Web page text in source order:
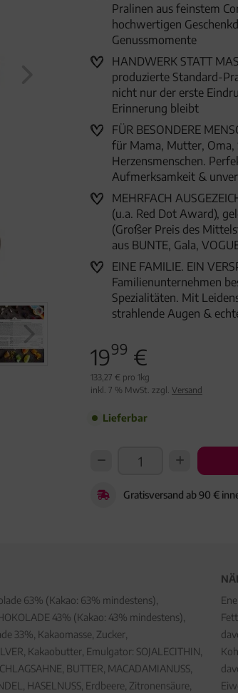
Pralinen aus feinstem
hochwertigen
Genussmomente
HANDWERK STATT
produzierte Standard-
nicht nur der erste
Erinnerung bleibt
FÜR BESONDERE
für Mama, Mutter,
Herzensmenschen.
Aufmerksamkeit &
MEHRFACH
(u.a. Red Dot Award),
(Großer Preis des
aus BUNTE, Gala,
EINE FAMILIE. EIN
Familienunternehmen
Spezialitäten. Mit
strahlende Augen &
1999 €
133,27 € pro 1kg
inkl. 7 % MwSt. zzgl. Versand
Lieferbar
Gratisversand ab 90 €
63% (Kakao: 63% mindestens),
43% (Kakao: 43% mindestens),
33%, Kakaomasse, Zucker,
Kakaobutter, Emulgator: SOJALECITHIN,
BUTTER, MACADAMIANUSS,
HASELNUSS, Erdbeere, Zitronensäure,
Fett